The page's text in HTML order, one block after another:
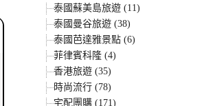
泰國蘇美島旅遊 (11)
泰國曼谷旅遊 (38)
泰國芭達雅景點 (6)
菲律賓科隆 (4)
香港旅遊 (35)
時尚流行 (78)
宅配團購 (171)